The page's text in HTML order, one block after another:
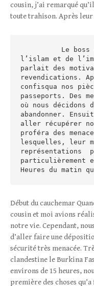
cousin, j’ai remarqué
toute trahison. Après
l’islam et de
parlait des
revendications.
confisqua nos
passeports. Des
où nous décidons
abandonner.
aller récupérer
proféra des
lesquelles, leur
représentations
particulièrement
Heures du matin
Début du cauchemar
cousin et moi avions
notre vie. Cependant,
d’aller faire une
sécurité très menacée.
clandestine le Burkina
environs de 15 heures,
première des choses